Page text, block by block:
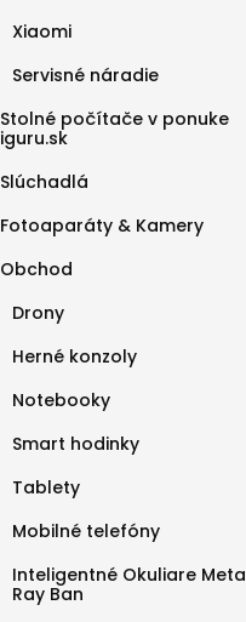
Xiaomi
Servisné náradie
Stolné počítače v ponuke
iguru.sk
Slúchadlá
Fotoaparáty & Kamery
Obchod
Drony
Herné konzoly
Notebooky
Smart hodinky
Tablety
Mobilné telefóny
Inteligentné Okuliare Meta
Ray Ban